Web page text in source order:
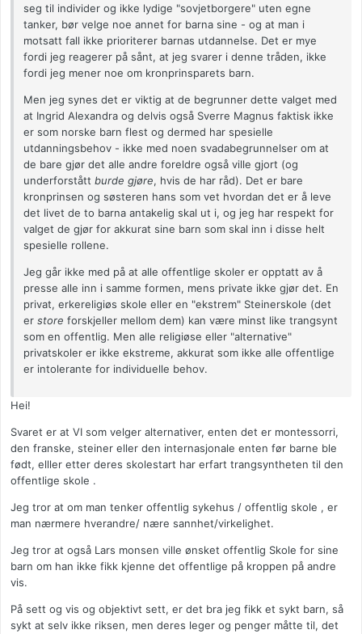
seg til individer og ikke lydige "sovjetborgere" uten egne
tanker, bør velge noe annet for barna sine - og at man i
motsatt fall ikke prioriterer barnas utdannelse. Det er mye
fordi jeg reagerer på sånt, at jeg svarer i denne tråden, ikke
fordi jeg mener noe om kronprinsparets barn.
Men jeg synes det er viktig at de begrunner dette valget med
at Ingrid Alexandra og delvis også Sverre Magnus faktisk ikke
er som norske barn flest og dermed har spesielle
utdanningsbehov - ikke med noen svadabegrunnelser om at
de bare gjør det alle andre foreldre også ville gjort (og
underforstått burde gjøre, hvis de har råd). Det er bare
kronprinsen og søsteren hans som vet hvordan det er å leve
det livet de to barna antakelig skal ut i, og jeg har respekt for
valget de gjør for akkurat sine barn som skal inn i disse helt
spesielle rollene.
Jeg går ikke med på at alle offentlige skoler er opptatt av å
presse alle inn i samme formen, mens private ikke gjør det. En
privat, erkereligiøs skole eller en "ekstrem" Steinerskole (det
er store forskjeller mellom dem) kan være minst like trangsynt
som en offentlig. Men alle religiøse eller "alternative"
privatskoler er ikke ekstreme, akkurat som ikke alle offentlige
er intolerante for individuelle behov.
Hei!
Svaret er at VI som velger alternativer, enten det er montessorri,
den franske, steiner eller den internasjonale enten før barne ble
født, elller etter deres skolestart har erfart trangsyntheten til den
offentlige skole .
Jeg tror at om man tenker offentlig sykehus / offentlig skole , er
man nærmere hverandre/ nære sannhet/virkelighet.
Jeg tror at også Lars monsen ville ønsket offentlig Skole for sine
barn om han ikke fikk kjenne det offentlige på kroppen på andre
vis.
På sett og vis og objektivt sett, er det bra jeg fikk et sykt barn, så
sykt at selv ikke riksen, men deres leger og penger måtte til, det